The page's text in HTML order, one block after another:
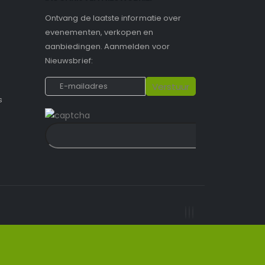
Ontvang de laatste informatie over
evenementen, verkopen en
aanbiedingen. Aanmelden voor
Nieuwsbrief: